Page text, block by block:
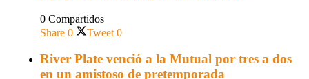
0 Compartidos
Share 0 Tweet 0
River Plate venció a la Mutual por tres a dos
en un amistoso de pretemporada